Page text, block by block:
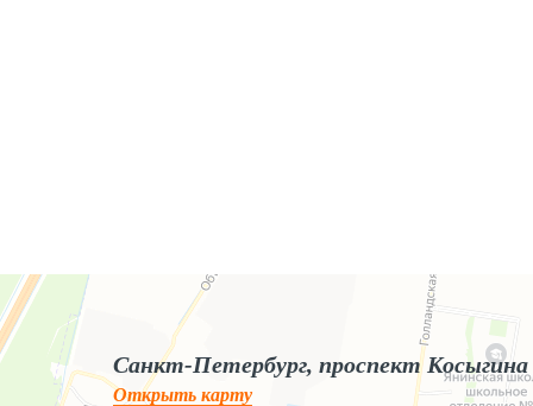
Яндекс.Карты
Яндекс.Карты — поиск мест и адресов, городской транспорт
Санкт-Петербург, проспект Косыгина
Открыть карту